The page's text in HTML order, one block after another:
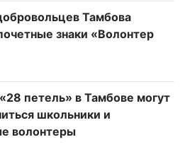
Тамбова
знаки «Волонтер
петель» в Тамбове могут
школьники и
волонтеры